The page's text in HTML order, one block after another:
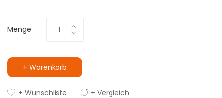
Menge
+ Warenkorb
+ Wunschliste + Vergleich